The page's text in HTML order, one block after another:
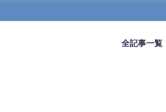
全記事一覧